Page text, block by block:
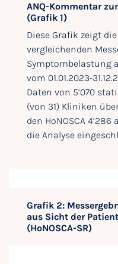
ANQ-Kommentar
(Grafik 1)
Diese Grafik zeigt
vergleichenden
Symptombelastung
vom 01.01.2023-
Daten von 5’070
(von 31) Kliniken
den HoNOSCA
die Analyse
Grafik 2:
aus Sicht der
(HoNOSCA-SR)